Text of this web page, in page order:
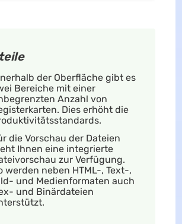
der Oberfläche gibt es
Bereiche mit einer
Anzahl von
Dies erhöht die
die Vorschau der Dateien
Ihnen eine integrierte
zur Verfügung.
werden neben HTML-, Text-,
und Medienformaten auch
und Binärdateien